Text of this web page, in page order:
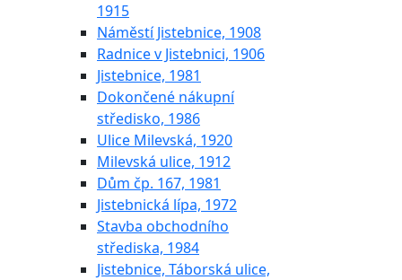
1915
Náměstí Jistebnice, 1908
Radnice v Jistebnici, 1906
Jistebnice, 1981
Dokončené nákupní
středisko, 1986
Ulice Milevská, 1920
Milevská ulice, 1912
Dům čp. 167, 1981
Jistebnická lípa, 1972
Stavba obchodního
střediska, 1984
Jistebnice, Táborská ulice,